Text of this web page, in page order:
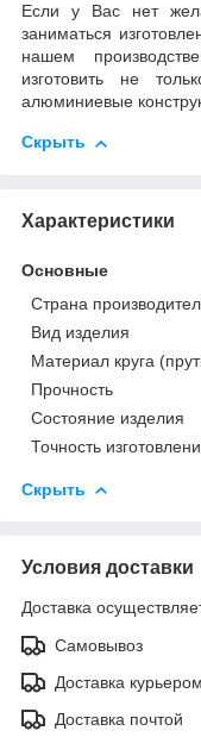
Если у Вас нет
заниматься
нашем
изготовить не
алюминиевые
Скрыть
Характеристики
Основные
Страна
Вид изделия
Материал круга
Прочность
Состояние изделия
Точность
Скрыть
Условия доставки
Доставка
Самовывоз
Доставка курьером
Доставка почтой